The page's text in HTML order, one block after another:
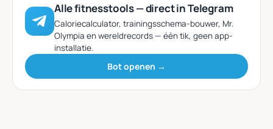
Alle fitnesstools — direct in Telegram
Caloriecalculator, trainingsschema-bouwer, Mr.
Olympia en wereldrecords — één tik, geen app-
installatie.
Bot openen →